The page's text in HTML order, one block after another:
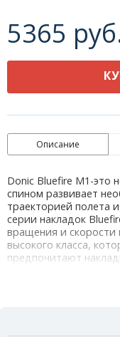
5365
Описание
Donic Bluefire M1-это
спином развивает
траекторией полета
серии накладок
вращения и скорости
высокого класса,
предпочитают